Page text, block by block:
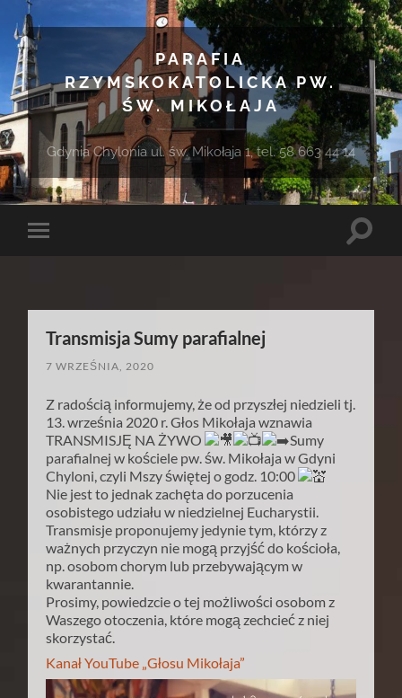
PARAFIA
RZYMSKOKATOLICKA PW.
ŚW. MIKOŁAJA
Gdynia Chylonia ul. św. Mikołaja 1, tel. 58 663 44 14
Toggle
Toggle
Transmisja Sumy parafialnej
7 WRZEŚNIA, 2020
Z radością informujemy, że od przyszłej niedzieli tj.
13. września 2020 r. Głos Mikołaja wznawia
TRANSMISJĘ NA ŻYWO
Sumy
parafialnej w kościele pw. św. Mikołaja w Gdyni
Chyloni, czyli Mszy świętej o godz. 10:00
Nie jest to jednak zachęta do porzucenia
osobistego udziału w niedzielnej Eucharystii.
Transmisje proponujemy jedynie tym, którzy z
ważnych przyczyn nie mogą przyjść do kościoła,
np. osobom chorym lub przebywającym w
kwarantannie.
Prosimy, powiedzcie o tej możliwości osobom z
Waszego otoczenia, które mogą zechcieć z niej
skorzystać.
Kanał YouTube „Głosu Mikołaja”